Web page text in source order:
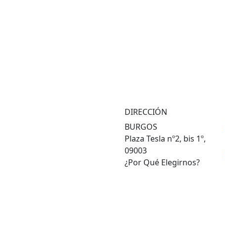
DIRECCIÓN
BURGOS
Plaza Tesla nº2, bis 1º,
09003
¿Por Qué Elegirnos?